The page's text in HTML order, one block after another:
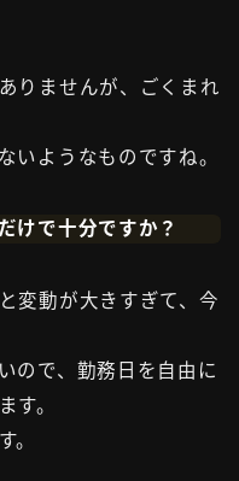
りませんが、ごくまれ
いようなものですね。
けで十分ですか？
変動が大きすぎて、今
ので、勤務日を自由に
す。
。